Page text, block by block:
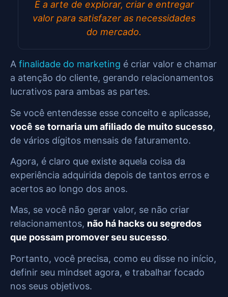
É a arte de explorar, criar e entregar
valor para satisfazer as necessidades
do mercado.
A finalidade do marketing é criar valor e chamar
a atenção do cliente, gerando relacionamentos
lucrativos para ambas as partes.
Se você entendesse esse conceito e aplicasse,
você se tornaria um afiliado de muito sucesso,
de vários dígitos mensais de faturamento.
Agora, é claro que existe aquela coisa da
experiência adquirida depois de tantos erros e
acertos ao longo dos anos.
Mas, se você não gerar valor, se não criar
relacionamentos, não há hacks ou segredos
que possam promover seu sucesso.
Portanto, você precisa, como eu disse no início,
definir seu mindset agora, e trabalhar focado
nos seus objetivos.